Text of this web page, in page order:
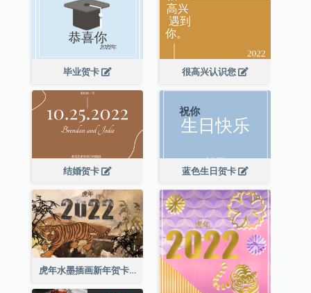
毕业贺卡 很高兴认识您
结婚贺卡 蓝色生日贺卡
虎年水墨插画新年贺卡